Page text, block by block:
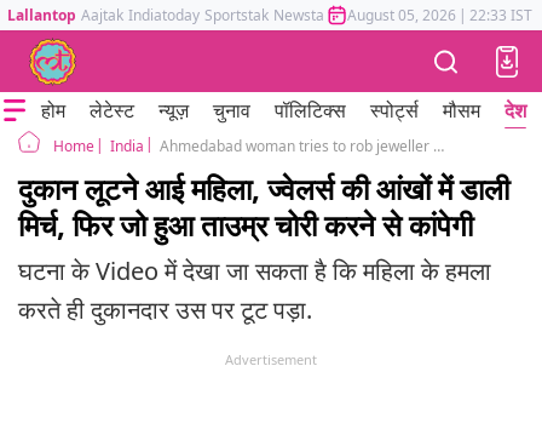
Lallantop Aajtak Indiatoday Sportstak Newstak Mumbai Tak Astrotak
August 05, 2026 | 22:33 IST
होम लेटेस्ट न्यूज़ चुनाव पॉलिटिक्स स्पोर्ट्स मौसम देश
Home India Ahmedabad woman tries to rob jeweller with chilli powder video viral
दुकान लूटने आई महिला, ज्वेलर्स की आंखों में डाली
मिर्च, फिर जो हुआ ताउम्र चोरी करने से कांपेगी
घटना के Video में देखा जा सकता है कि महिला के हमला
करते ही दुकानदार उस पर टूट पड़ा.
Advertisement